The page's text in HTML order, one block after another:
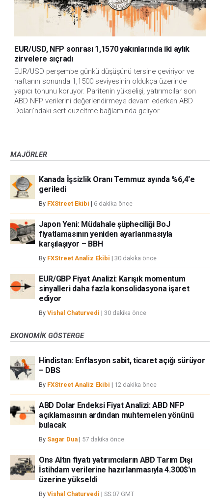
EUR/USD, NFP sonrası 1,1570 yakınlarında iki aylık
zirvelere sıçradı
EUR/USD perşembe günkü düşüşünü tersine çeviriyor ve
haftanın sonunda 1,1500 seviyesinin oldukça üzerinde
yapıcı tonunu koruyor. Paritenin yükselişi, yatırımcılar son
ABD NFP verilerini değerlendirmeye devam ederken ABD
Doları'ndaki sert düzeltme bağlamında geliyor.
MAJÖRLER
Kanada İşsizlik Oranı Temmuz ayında %6,4'e
geriledi
By FXStreet Ekibi | 6 dakika önce
Japon Yeni: Müdahale şüpheciliği BoJ
fiyatlamasının yeniden ayarlanmasıyla
karşılaşıyor – BBH
By FXStreet Analiz Ekibi | 30 dakika önce
EUR/GBP Fiyat Analizi: Karışık momentum
sinyalleri daha fazla konsolidasyona işaret
ediyor
By Vishal Chaturvedi | 30 dakika önce
EKONOMIK GÖSTERGE
Hindistan: Enflasyon sabit, ticaret açığı sürüyor
– DBS
By FXStreet Analiz Ekibi | 12 dakika önce
ABD Dolar Endeksi Fiyat Analizi: ABD NFP
açıklamasının ardından muhtemelen yönünü
bulacak
By Sagar Dua | 57 dakika önce
Ons Altın fiyatı yatırımcıların ABD Tarım Dışı
İstihdam verilerine hazırlanmasıyla 4.300$'ın
üzerine yükseldi
By Vishal Chaturvedi | SS:07 GMT